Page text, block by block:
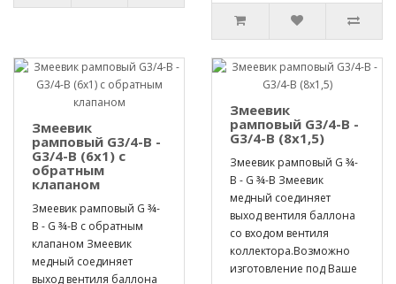
Змеевик
рамповый G3/4-B -
G3/4-B (6х1) с
обратным
клапаном
Змеевик рамповый G ¾-
B - G ¾-B с обратным
клапаном Змеевик
медный соединяет
выход вентиля баллона
Змеевик
рамповый G3/4-B -
G3/4-B (8х1,5)
Змеевик рамповый G ¾-
B - G ¾-B Змеевик
медный соединяет
выход вентиля баллона
со входом вентиля
коллектора.Возможно
изготовление под Ваше